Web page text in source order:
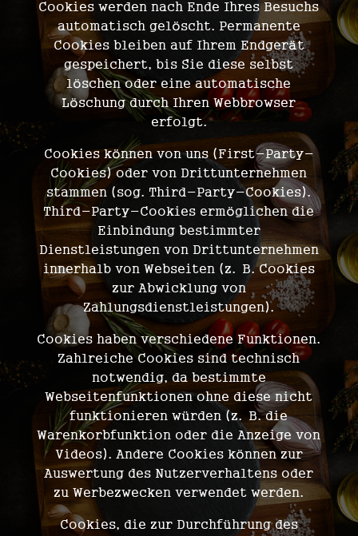
Cookies werden nach Ende Ihres Besuchs
automatisch gelöscht. Permanente
Cookies bleiben auf Ihrem Endgerät
gespeichert, bis Sie diese selbst
löschen oder eine automatische
Löschung durch Ihren Webbrowser
erfolgt.
Cookies können von uns (First-Party-
Cookies) oder von Drittunternehmen
stammen (sog. Third-Party-Cookies).
Third-Party-Cookies ermöglichen die
Einbindung bestimmter
Dienstleistungen von Drittunternehmen
innerhalb von Webseiten (z. B. Cookies
zur Abwicklung von
Zahlungsdienstleistungen).
Cookies haben verschiedene Funktionen.
Zahlreiche Cookies sind technisch
notwendig, da bestimmte
Webseitenfunktionen ohne diese nicht
funktionieren würden (z. B. die
Warenkorbfunktion oder die Anzeige von
Videos). Andere Cookies können zur
Auswertung des Nutzerverhaltens oder
zu Werbezwecken verwendet werden.
Cookies, die zur Durchführung des